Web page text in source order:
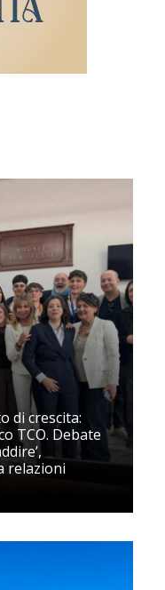
di crescita:
TCO. Debate
relazioni